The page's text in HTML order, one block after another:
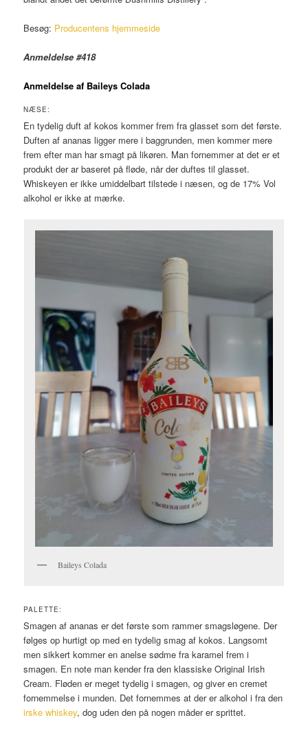
Besøg: Producentens hjemmeside
Anmeldelse #418
Anmeldelse af Baileys Colada
NÆSE:
En tydelig duft af kokos kommer frem fra glasset som det første.
Duften af ananas ligger mere i baggrunden, men kommer mere
frem efter man har smagt på likøren. Man fornemmer at det er et
produkt der ar baseret på fløde, når der duftes til glasset.
Whiskeyen er ikke umiddelbart tilstede i næsen, og de 17% Vol
alkohol er ikke at mærke.
Baileys Colada
PALETTE:
Smagen af ananas er det første som rammer smagsløgene. Der
følges op hurtigt op med en tydelig smag af kokos. Langsomt
men sikkert kommer en anelse sødme fra karamel frem i
smagen. En note man kender fra den klassiske Original Irish
Cream. Fløden er meget tydelig i smagen, og giver en cremet
fornemmelse i munden. Det fornemmes at der er alkohol i fra den
irske whiskey, dog uden den på nogen måder er sprittet.